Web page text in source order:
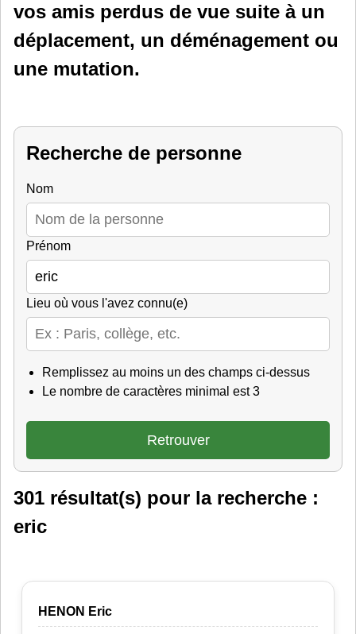
vos amis perdus de vue suite à un
déplacement, un déménagement ou
une mutation.
Recherche de personne
Nom
Prénom
Lieu où vous l'avez connu(e)
Remplissez au moins un des champs ci-dessus
Le nombre de caractères minimal est 3
301 résultat(s) pour la recherche :
eric
HENON Eric